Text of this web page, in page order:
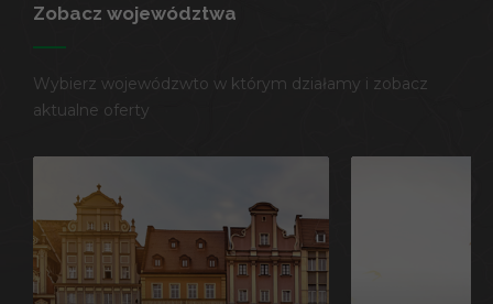
Zobacz województwa
Wybierz wojewódzwto w którym działamy i zobacz
aktualne oferty